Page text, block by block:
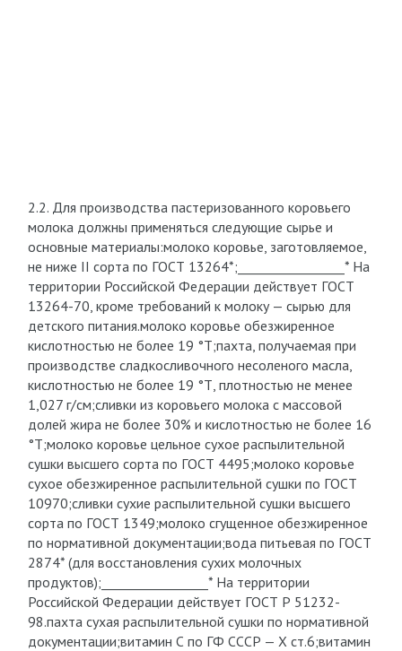
2.2. Для производства пастеризованного коровьего
молока должны применяться следующие сырье и
основные материалы:молоко коровье, заготовляемое,
не ниже II сорта по ГОСТ 13264*;_________________* На
территории Российской Федерации действует ГОСТ
13264-70, кроме требований к молоку — сырью для
детского питания.молоко коровье обезжиренное
кислотностью не более 19 °Т;пахта, получаемая при
производстве сладкосливочного несоленого масла,
кислотностью не более 19 °Т, плотностью не менее
1,027 г/см;сливки из коровьего молока с массовой
долей жира не более 30% и кислотностью не более 16
°Т;молоко коровье цельное сухое распылительной
сушки высшего сорта по ГОСТ 4495;молоко коровье
сухое обезжиренное распылительной сушки по ГОСТ
10970;сливки сухие распылительной сушки высшего
сорта по ГОСТ 1349;молоко сгущенное обезжиренное
по нормативной документации;вода питьевая по ГОСТ
2874* (для восстановления сухих молочных
продуктов);_________________* На территории
Российской Федерации действует ГОСТ Р 51232-
98.пахта сухая распылительной сушки по нормативной
документации;витамин С по ГФ СССР — Х ст.6;витамин